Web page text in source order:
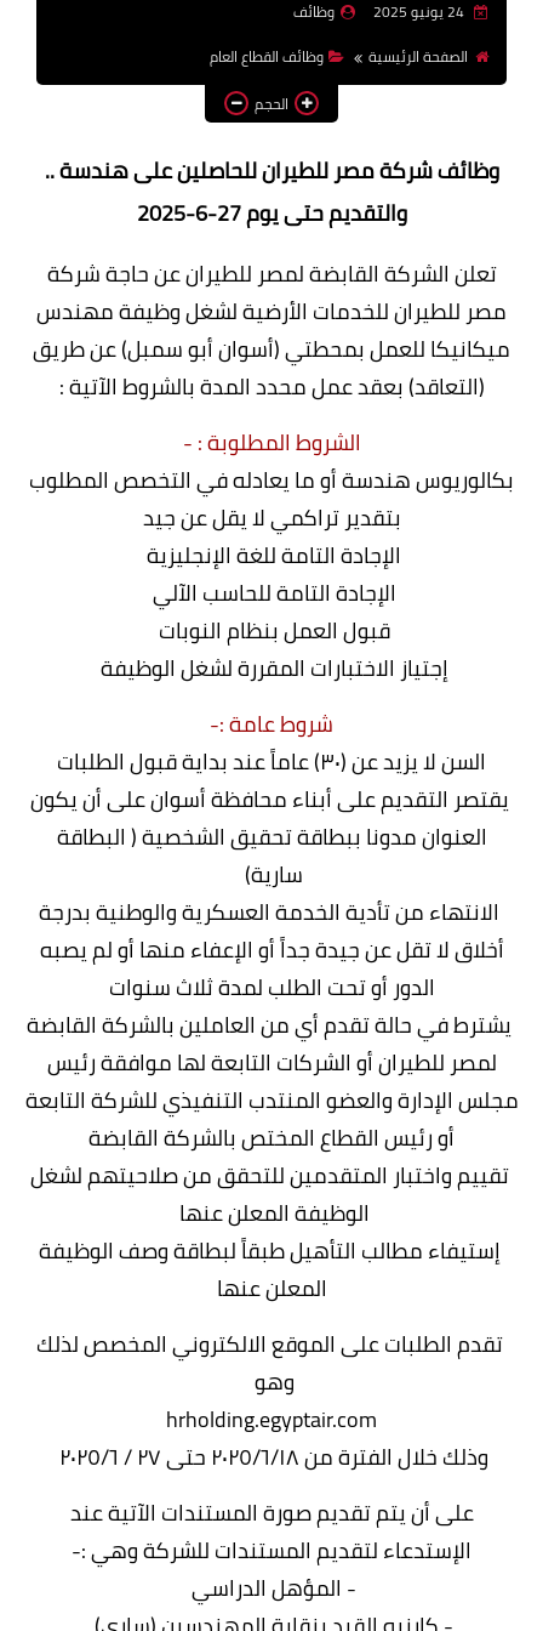
بالجامعات والمعاهد
اخبار
24 يونيو 2025
وظائف
الصفحة الرئيسية
وظائف القطاع العام
الحجم
وظائف شركة مصر للطيران للحاصلين على هندسة ..
والتقديم حتى يوم 27-6-2025
تعلن الشركة القابضة لمصر للطيران عن حاجة شركة
مصر للطيران للخدمات الأرضية لشغل وظيفة مهندس
ميكانيكا للعمل بمحطتي (أسوان أبو سمبل) عن طريق
(التعاقد) بعقد عمل محدد المدة بالشروط الآتية :
الشروط المطلوبة : -
بكالوريوس هندسة أو ما يعادله في التخصص المطلوب
بتقدير تراكمي لا يقل عن جيد
الإجادة التامة للغة الإنجليزية
الإجادة التامة للحاسب الآلي
قبول العمل بنظام النوبات
إجتياز الاختبارات المقررة لشغل الوظيفة
شروط عامة :-
السن لا يزيد عن (۳۰) عاماً عند بداية قبول الطلبات
يقتصر التقديم على أبناء محافظة أسوان على أن يكون
العنوان مدونا ببطاقة تحقيق الشخصية ( البطاقة
سارية)
الانتهاء من تأدية الخدمة العسكرية والوطنية بدرجة
أخلاق لا تقل عن جيدة جداً أو الإعفاء منها أو لم يصبه
الدور أو تحت الطلب لمدة ثلاث سنوات
يشترط في حالة تقدم أي من العاملين بالشركة القابضة
لمصر للطيران أو الشركات التابعة لها موافقة رئيس
مجلس الإدارة والعضو المنتدب التنفيذي للشركة التابعة
أو رئيس القطاع المختص بالشركة القابضة
تقييم واختبار المتقدمين للتحقق من صلاحيتهم لشغل
الوظيفة المعلن عنها
إستيفاء مطالب التأهيل طبقاً لبطاقة وصف الوظيفة
المعلن عنها
تقدم الطلبات على الموقع الالكتروني المخصص لذلك
وهو
hrholding.egyptair.com
وذلك خلال الفترة من ٢٠٢٥/٦/١٨ حتى ٢٧ / ٢٠٢٥/٦
على أن يتم تقديم صورة المستندات الآتية عند
الإستدعاء لتقديم المستندات للشركة وهي :-
- المؤهل الدراسي